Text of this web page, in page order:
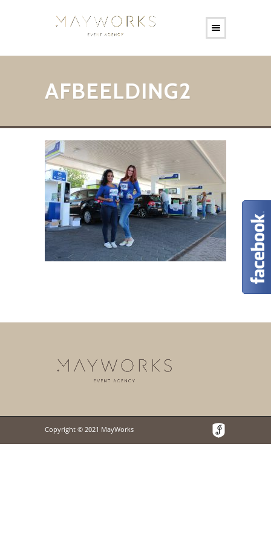
AFBEELDING2
Copyright © 2021 MayWorks